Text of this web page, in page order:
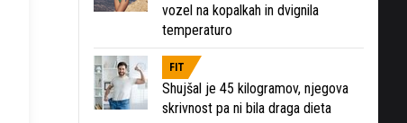
vozel na kopalkah in dvignila
temperaturo
FIT
Shujšal je 45 kilogramov, njegova
skrivnost pa ni bila draga dieta